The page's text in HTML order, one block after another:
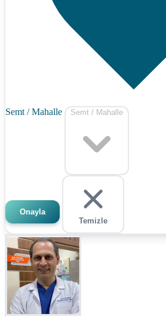
Semt / Mahalle Semt / Mahalle
Onayla
Temizle